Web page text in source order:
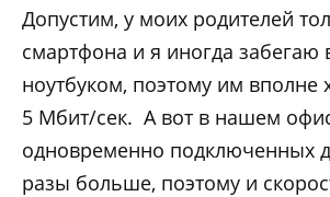
Допустим, у моих родителей
смартфона и я иногда забегаю
ноутбуком, поэтому им вполне
5 Мбит/сек. А вот в нашем
одновременно подключенных
разы больше, поэтому и